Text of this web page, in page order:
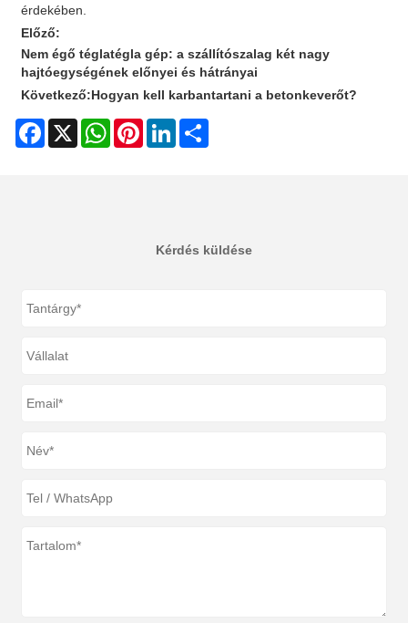
érdekében.
Előző:
Nem égő téglatégla gép: a szállítószalag két nagy
hajtóegységének előnyei és hátrányai
Következő:Hogyan kell karbantartani a betonkeverőt?
Facebook
X WhatsAppPinterestLinkedIn
Kérdés küldése